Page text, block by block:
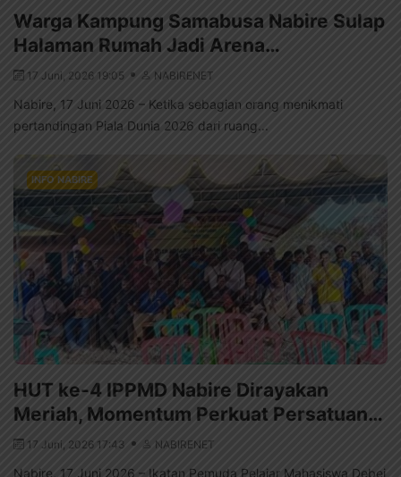
Warga Kampung Samabusa Nabire Sulap
Halaman Rumah Jadi Arena…
17 Juni, 2026 19:05 NABIRENET
Nabire, 17 Juni 2026 – Ketika sebagian orang menikmati
pertandingan Piala Dunia 2026 dari ruang...
INFO NABIRE
HUT ke-4 IPPMD Nabire Dirayakan
Meriah, Momentum Perkuat Persatuan…
17 Juni, 2026 17:43 NABIRENET
Nabire, 17 Juni 2026 – Ikatan Pemuda Pelajar Mahasiswa Debei